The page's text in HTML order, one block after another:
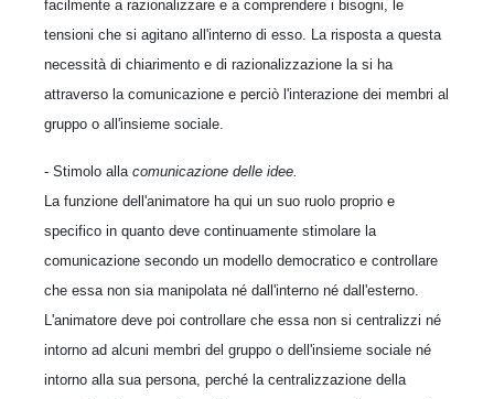
facilmente a razionalizzare e a comprendere i bisogni, le
tensioni che si agitano all'interno di esso. La risposta a questa
necessità di chiarimento e di razionalizzazione la si ha
attraverso la comunicazione e perciò l'interazione dei membri al
gruppo o all'insieme sociale.
- Stimolo alla comunicazione delle idee.
La funzione dell'animatore ha qui un suo ruolo proprio e
specifico in quanto deve continuamente stimolare la
comunicazione secondo un modello democratico e controllare
che essa non sia manipolata né dall'interno né dall'esterno.
L'animatore deve poi controllare che essa non si centralizzi né
intorno ad alcuni membri del gruppo o dell'insieme sociale né
intorno alla sua persona, perché la centralizzazione della